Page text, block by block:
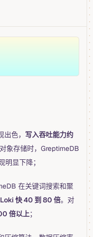
色， 写入吞吐能力约
象存储时，GreptimeDB
明显下降；
在关键词搜索和聚
快 40 到 80 倍。对
倍以上；